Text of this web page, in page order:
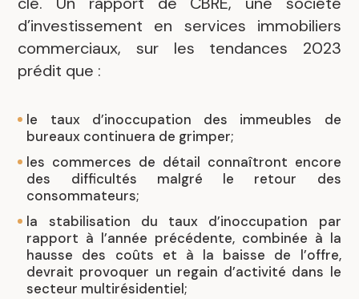
d’investissement en services immobiliers
commerciaux, sur les tendances 2023
prédit que :
le taux d’inoccupation des immeubles de
bureaux continuera de grimper;
les commerces de détail connaîtront encore
des difficultés malgré le retour des
consommateurs;
la stabilisation du taux d’inoccupation par
rapport à l’année précédente, combinée à la
hausse des coûts et à la baisse de l’offre,
devrait provoquer un regain d’activité dans le
secteur multirésidentiel;